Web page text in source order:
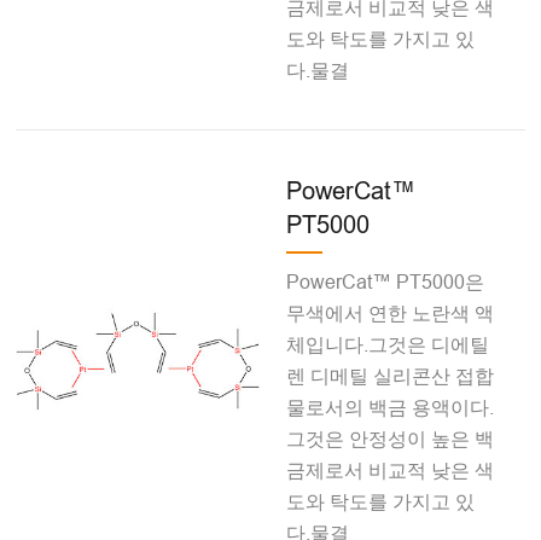
금제로서 비교적 낮은 색
도와 탁도를 가지고 있
다.물결
PowerCat™
PT5000
PowerCat™ PT5000은
무색에서 연한 노란색 액
체입니다.그것은 디에틸
렌 디메틸 실리콘산 접합
물로서의 백금 용액이다.
그것은 안정성이 높은 백
금제로서 비교적 낮은 색
도와 탁도를 가지고 있
다.물결